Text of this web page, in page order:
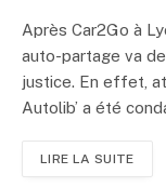
Après Car2Go à
auto-partage va
justice. En effet,
Autolib’ a été
LIRE LA SUITE